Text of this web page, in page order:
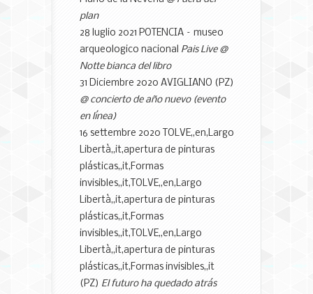
plan
28 luglio 2021 POTENCIA – museo
arqueologico nacional Pais Live @
Notte bianca del libro
31 Diciembre 2020 AVIGLIANO (PZ)
@ concierto de año nuevo (evento
en línea)
16 settembre 2020 TOLVE,,en,Largo
Libertà,,it,apertura de pinturas
plásticas,,it,Formas
invisibles,,it,TOLVE,,en,Largo
Libertà,,it,apertura de pinturas
plásticas,,it,Formas
invisibles,,it,TOLVE,,en,Largo
Libertà,,it,apertura de pinturas
plásticas,,it,Formas invisibles,,it
(PZ) El futuro ha quedado atrás